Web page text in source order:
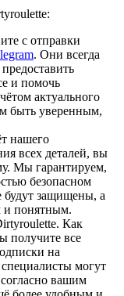
с отправки
. Они всегда
и помочь
актуального
быть уверенным,
нашего
всех деталей, вы
Мы гарантируем,
безопасном
защищены, а
и понятным.
Как
получите все
на
могут
согласно вашим